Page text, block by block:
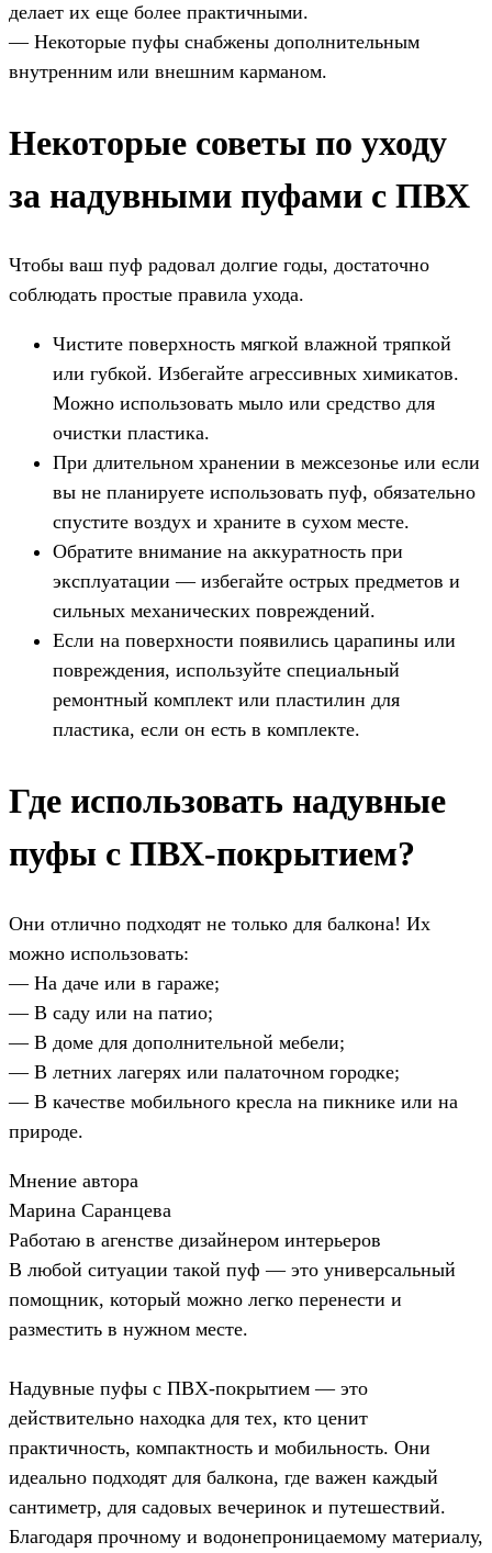
делает их еще более практичными.
— Некоторые пуфы снабжены дополнительным
внутренним или внешним карманом.
Некоторые советы по уходу
за надувными пуфами с ПВХ
Чтобы ваш пуф радовал долгие годы, достаточно
соблюдать простые правила ухода.
Чистите поверхность мягкой влажной тряпкой
или губкой. Избегайте агрессивных химикатов.
Можно использовать мыло или средство для
очистки пластика.
При длительном хранении в межсезонье или если
вы не планируете использовать пуф, обязательно
спустите воздух и храните в сухом месте.
Обратите внимание на аккуратность при
эксплуатации — избегайте острых предметов и
сильных механических повреждений.
Если на поверхности появились царапины или
повреждения, используйте специальный
ремонтный комплект или пластилин для
пластика, если он есть в комплекте.
Где использовать надувные
пуфы с ПВХ-покрытием?
Они отлично подходят не только для балкона! Их
можно использовать:
— На даче или в гараже;
— В саду или на патио;
— В доме для дополнительной мебели;
— В летних лагерях или палаточном городке;
— В качестве мобильного кресла на пикнике или на
природе.
Мнение автора
Марина Саранцева
Работаю в агенстве дизайнером интерьеров
В любой ситуации такой пуф — это универсальный
помощник, который можно легко перенести и
разместить в нужном месте.
Надувные пуфы с ПВХ-покрытием — это
действительно находка для тех, кто ценит
практичность, компактность и мобильность. Они
идеально подходят для балкона, где важен каждый
сантиметр, для садовых вечеринок и путешествий.
Благодаря прочному и водонепроницаемому материалу,